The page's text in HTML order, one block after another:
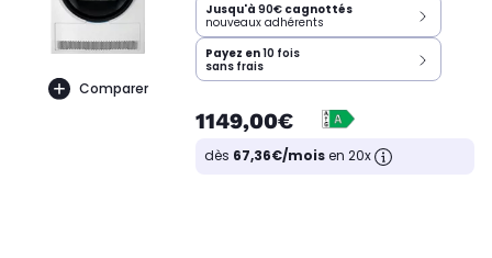
Comparer
Jusqu'à 90€ cagnottés
nouveaux adhérents
Payez en10 fois
sans frais
1149,00€
dès 67,36€/moisen 20x